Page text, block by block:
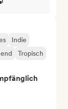
Indie
Tropisch